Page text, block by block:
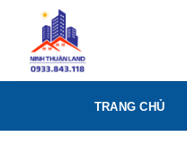
dung
TRANG CHỦ